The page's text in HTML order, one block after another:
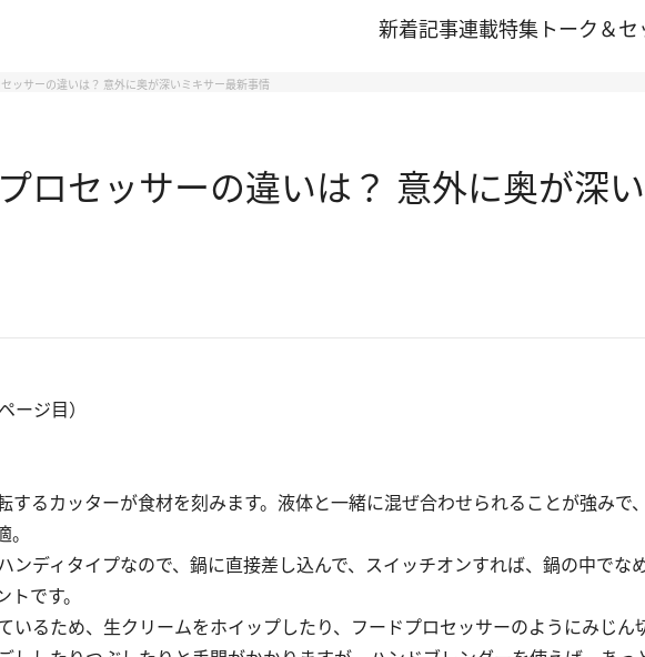
新着記事連載特集 トーク＆
ッサーの違いは？ 意外に奥が深いミキサー最新事情
ロセッサーの違いは？ 意外に奥が深
ージ目）
るカッターが食材を刻みます。液体と一緒に混ぜ合わせられることが強みで
ディタイプなので、鍋に直接差し込んで、スイッチオンすれば、鍋の中でな
です。
るため、生クリームをホイップしたり、フードプロセッサーのようにみじん